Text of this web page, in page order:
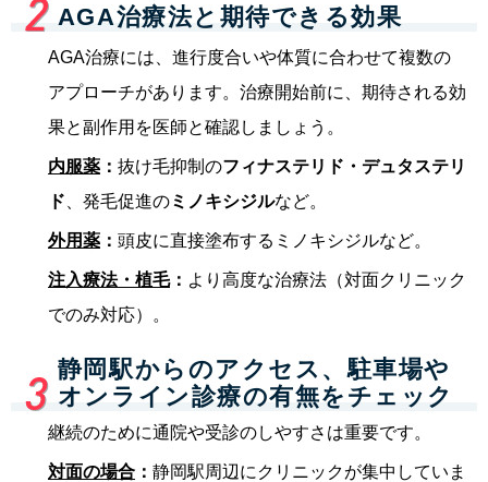
AGA治療法と期待できる効果
AGA治療には、進行度合いや体質に合わせて複数の
アプローチがあります。治療開始前に、期待される効
果と副作用を医師と確認しましょう。
内服薬 ： 抜け毛抑制のフィナステリド・デュタステリ
ド 、発毛促進のミノキシジルなど。
外用薬 ： 頭皮に直接塗布するミノキシジルなど。
注入療法・植毛： より高度な治療法（対面クリニック
でのみ対応）。
静岡駅からのアクセス、駐車場や
オンライン診療の有無をチェック
継続のために通院や受診のしやすさは重要です。
対面の場合 ： 静岡駅周辺にクリニックが集中していま